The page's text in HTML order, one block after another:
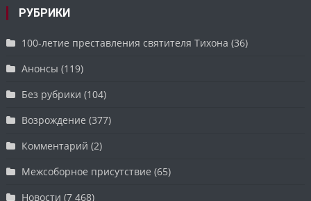
РУБРИКИ
100-летие преставления святителя Тихона (36)
Анонсы (119)
Без рубрики (104)
Возрождение (377)
Комментарий (2)
Межсоборное присутствие (65)
Новости (7 468)